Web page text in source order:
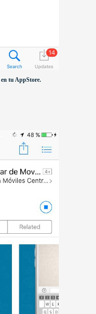
tu AppStore.